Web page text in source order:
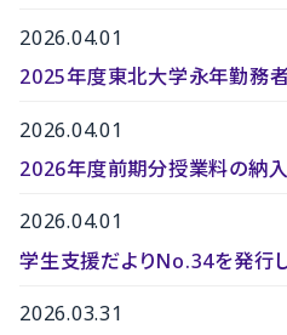
2026.04.01
2025年度東北大学永年勤務
2026.04.01
2026年度前期分授業料の納
2026.04.01
学生支援だよりNo.34を発行
2026.03.31